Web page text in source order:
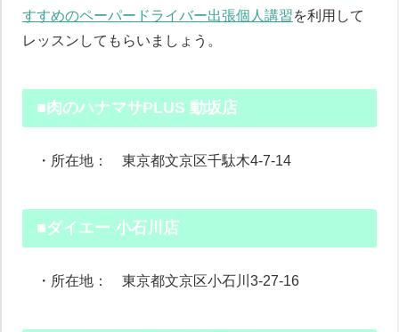
すすめのペーパードライバー出張個人講習を利用して
レッスンしてもらいましょう。
■肉のハナマサPLUS 動坂店
・所在地： 東京都文京区千駄木4-7-14
■ダイエー 小石川店
・所在地： 東京都文京区小石川3-27-16